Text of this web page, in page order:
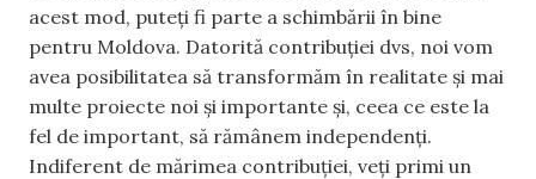
acest mod, puteți fi parte a schimbării în bine
pentru Moldova. Datorită contribuției dvs, noi vom
avea posibilitatea să transformăm în realitate și mai
multe proiecte noi și importante și, ceea ce este la
fel de important, să rămânem independenți.
Indiferent de mărimea contribuției, veți primi un